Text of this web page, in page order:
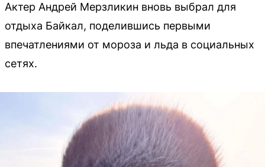
Актер Андрей Мерзликин вновь выбрал для
отдыха Байкал, поделившись первыми
впечатлениями от мороза и льда в социальных
сетях.